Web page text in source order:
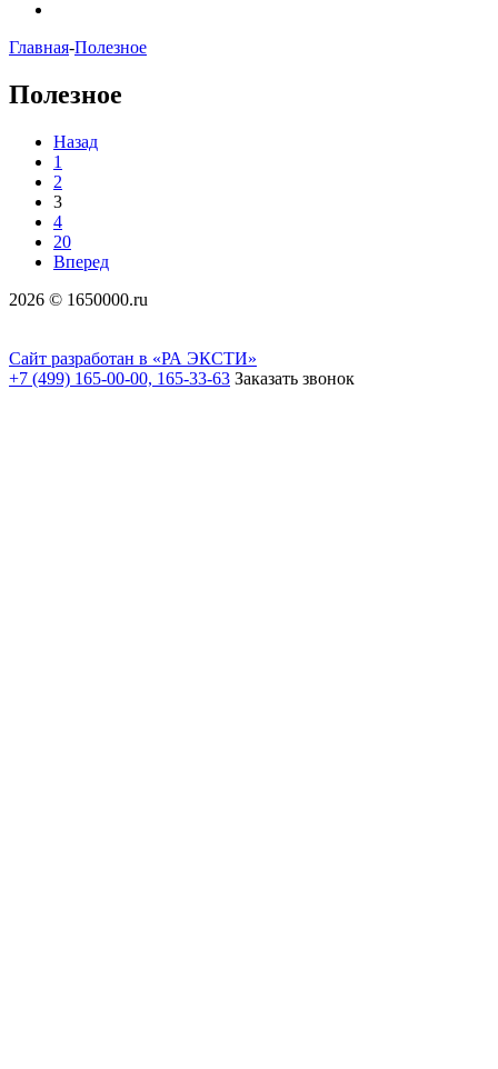
Главная-Полезное
Полезное
Назад
1
2
3
4
20
Вперед
2026 © 1650000.ru
Сайт разработан в «РА ЭКСТИ»
+7 (499) 165-00-00, 165-33-63 Заказать звонок